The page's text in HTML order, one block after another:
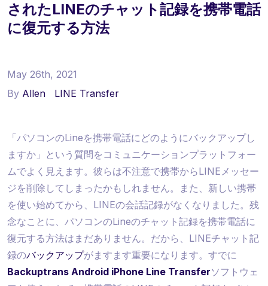
されたLINEのチャット記録を携帯電話
に復元する方法
May 26th, 2021
By Allen LINE Transfer
「パソコンのLineを携帯電話にどのようにバックアップし
ますか」という質問をコミュニケーションプラットフォー
ムでよく見えます。彼らは不注意で携帯からLINEメッセー
ジを削除してしまったかもしれません。また、新しい携帯
を使い始めてから、LINEの会話記録がなくなりました。残
念なことに、パソコンのLineのチャット記録を携帯電話に
復元する方法はまだありません。だから、LINEチャット記
録のバックアップがますます重要になります。すでに
Backuptrans Android iPhone Line Transferソフトウェ